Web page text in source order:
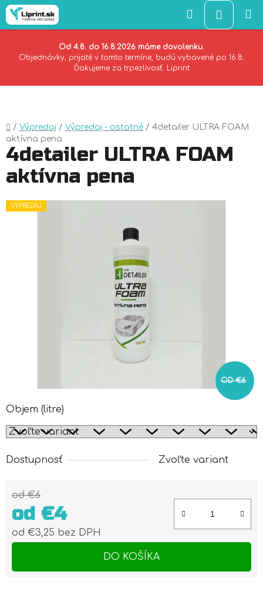
Od 4.8. do 16.8.2026 máme dovolenku.
Objednávky, prijaté v tomto termíne, budú vybavené po 16.8.
Ďakujeme za trpezlivosť. Liprint
Hľadať
KOŠÍK
Domov
/ Výpredaj / Výpredaj - ostatné / 4detailer ULTRA FOAM
aktívna pena
Objem (litre)
Dostupnosť Zvoľte variant
od €6
od €4
od €3,25 bez DPH
DO KOŠÍKA
4detailer ULTRA FOAM
aktívna pena
VÝPREDAJ
OD €6